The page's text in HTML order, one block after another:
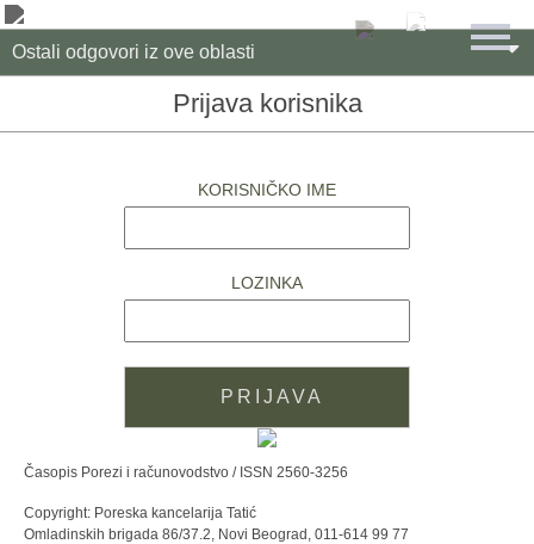
Ostali odgovori iz ove oblasti 
Prijava korisnika
KORISNIČKO IME
LOZINKA
Časopis Porezi i računovodstvo / ISSN 2560-3256
Copyright: Poreska kancelarija Tatić
Omladinskih brigada 86/37.2, Novi Beograd, 011-614 99 77